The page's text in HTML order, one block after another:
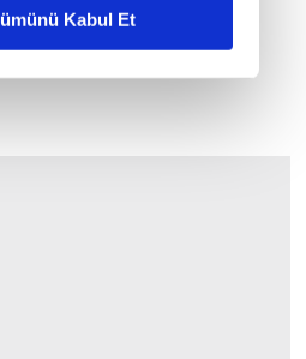
Kabul Et